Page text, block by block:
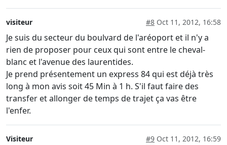
visiteur #8 Oct 11, 2012, 16:58
Je suis du secteur du boulvard de l'aréoport et il n'y a
rien de proposer pour ceux qui sont entre le cheval-
blanc et l'avenue des laurentides.
Je prend présentement un express 84 qui est déjà très
long à mon avis soit 45 Min à 1 h. S'il faut faire des
transfer et allonger de temps de trajet ça vas être
l'enfer.
Visiteur #9 Oct 11, 2012, 16:59